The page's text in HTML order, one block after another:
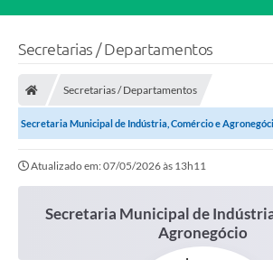
Legislação
Transparência
Ouvidoria
Secretarias / Departamentos
Secretarias / Departamentos
Secretaria Municipal de Indústria, Comércio e
Atualizado em: 07/05/2026 às 13h11
Secretaria Municipal de
Agronegócio